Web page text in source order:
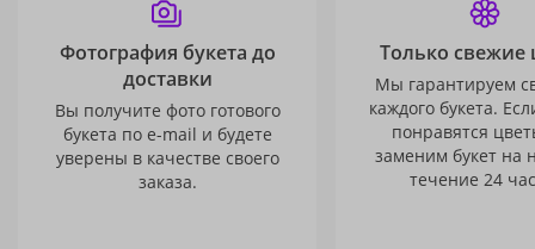
Фотография букета до
доставки
Вы получите фото готового
букета по e-mail и будете
уверены в качестве своего
заказа.
Только свежие
Мы гарантируем
каждого букета.
понравятся
заменим букет на
течение 24